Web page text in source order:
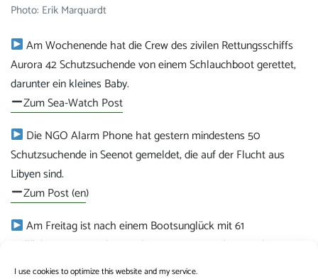
I use cookies to optimize this website and my service.
Photo: Erik Marquardt
Am Wochenende hat die Crew des zivilen Rettungsschiffs
Aurora 42 Schutzsuchende von einem Schlauchboot gerettet,
darunter ein kleines Baby.
Zum Sea-Watch Post
Die NGO Alarm Phone hat gestern mindestens 50
Schutzsuchende in Seenot gemeldet, die auf der Flucht aus
Libyen sind.
Zum Post (en)
Am Freitag ist nach einem Bootsunglück mit 61
Geflüchteten vor Malta mindestens ein Mensch gestorben.
Die Times of Malta berichtet (en